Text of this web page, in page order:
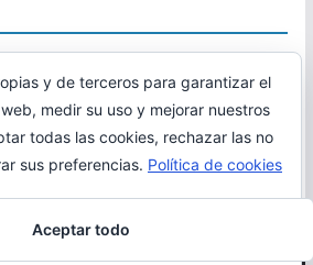
y de terceros para garantizar el
medir su uso y mejorar nuestros
todas las cookies, rechazar las no
sus preferencias. Política de cookies
Aceptar todo